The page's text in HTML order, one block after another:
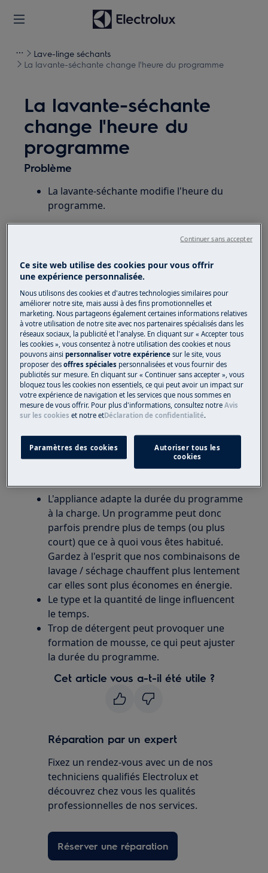
Lave-linge séchants
La lavante-séchante change l'heure du programme
La lavante-séchante
change l'heure du
programme
Problème
La lavante-séchante modifie l'heure du
programme.
Combinaison lavage / séchage
Solution
Utilisez la bonne quantité de détergent
comme indiqué sur l'emballage du
détergent.
Combinaisons de lavage / séchage avec
capteur de poids: sélectionnez d'abord un
programme, puis placez le linge dans la
machine. C'est ainsi que le capteur de
poids fonctionne le mieux.
temps ou l'utiliser brièvement.
L'appliance adapte la durée du programme
à la charge. Un programme peut donc
parfois prendre plus de temps (ou plus
court) que ce à quoi vous êtes habitué.
Gardez à l'esprit que nos combinaisons de
lavage / séchage chauffent plus lentement
car elles sont plus économes en énergie.
Le type et la quantité de linge influencent
le temps.
Trop de détergent peut provoquer une
formation de mousse, ce qui peut ajuster
la durée du programme.
Cet article vous a-t-il été utile ?
Réparation par un expert
Fixez un rendez-vous avec un de nos
techniciens qualifiés Electrolux et
découvrez chez vous les qualités
professionnelles de nos services.
Réserver une réparation
Ce site web utilise des cookies pour vous offrir
une expérience personnalisée.
Nous utilisons des cookies et d'autres technologies similaires pour
améliorer notre site, mais aussi à des fins promotionnelles et
marketing. Nous partageons également certaines informations relatives
à votre utilisation de notre site avec nos partenaires spécialisés dans les
réseaux sociaux, la publicité et l'analyse. En cliquant sur « Accepter tous
les cookies », vous consentez à notre utilisation des cookies et nous
pouvons ainsipersonnaliser votre expériencesur le site, vous
proposer desoffres spéciales personnalisées et vous fournir des
publicités sur mesure. En cliquant sur « Continuer sans accepter », vous
bloquez tous les cookies non essentiels, ce qui peut avoir un impact sur
votre expérience de navigation et les services que nous sommes en
mesure de vous offrir. Pour plus d'informations, consultez notreAvis
sur les cookies et notreetDéclaration de confidentialité.
Paramètres des cookies
Autoriser tous les
cookies
Continuer sans accepter